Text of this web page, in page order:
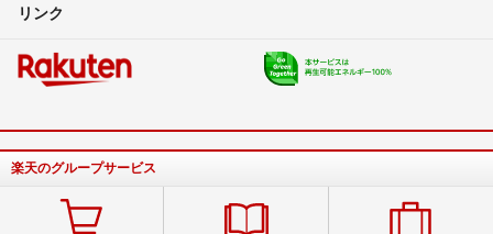
リンク
楽天のグループサービス